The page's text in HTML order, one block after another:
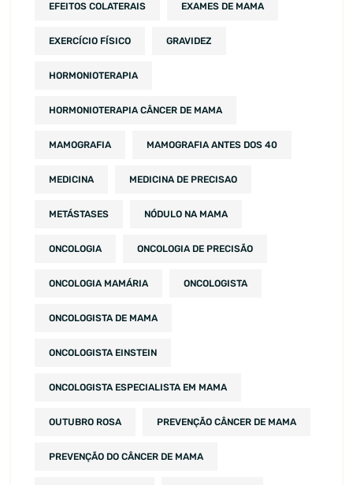
EFEITOS COLATERAIS EXAMES DE MAMA
EXERCÍCIO FÍSICO GRAVIDEZ
HORMONIOTERAPIA
HORMONIOTERAPIA CÂNCER DE MAMA
MAMOGRAFIA MAMOGRAFIA ANTES DOS 40
MEDICINA MEDICINA DE PRECISAO
METÁSTASES NÓDULO NA MAMA
ONCOLOGIA ONCOLOGIA DE PRECISÃO
ONCOLOGIA MAMÁRIA ONCOLOGISTA
ONCOLOGISTA DE MAMA
ONCOLOGISTA EINSTEIN
ONCOLOGISTA ESPECIALISTA EM MAMA
OUTUBRO ROSA PREVENÇÃO CÂNCER DE MAMA
PREVENÇÃO DO CÂNCER DE MAMA